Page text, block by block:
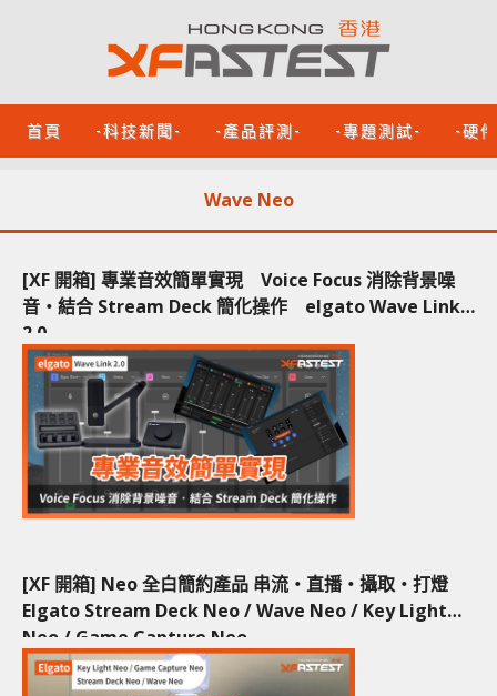
首頁 -科技新聞- -產品評測- -專題測試- -硬
Wave Neo
[XF 開箱] 專業音效簡單實現 Voice Focus 消除背景噪
音‧結合 Stream Deck 簡化操作 elgato Wave Link
2.0
[XF 開箱] Neo 全白簡約產品 串流‧直播‧攝取‧打燈
Elgato Stream Deck Neo / Wave Neo / Key Light
Neo / Game Capture Neo